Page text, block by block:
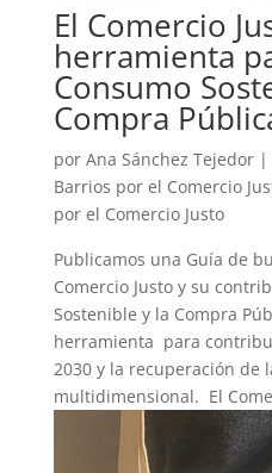
El Comercio
herramienta
Consumo
Compra
por Ana Sánchez Tejedor|
Barrios por el Comercio
por el Comercio Justo
Publicamos una Guía de
Comercio Justo y su
Sostenible y la Compra
herramienta para
2030 y la recuperación de
multidimensional. El